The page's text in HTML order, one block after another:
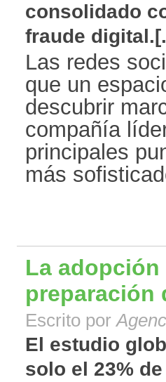
consolidado
fraude
Las redes
que un
descubrir
compañía
principales
más
La adopción
preparación
Escrito por
El estudio
solo el 23%